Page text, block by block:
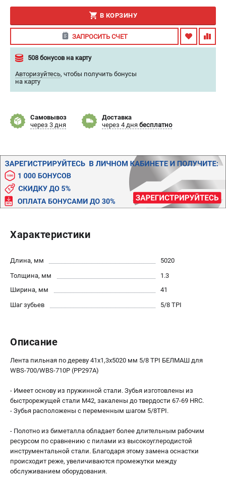
Сервисный центр
Правила обмена и возврата
ИНФОРМАЦИЯ
Способы оплаты
Политика обработки персональных данных
Новости
Бонусная программа
Как нас найти
Пользовательское соглашение
СТАНОЧНОЕ ОБОРУДОВАНИЕ
Ленточнопильные станки
Рейсмусы
Сверлильные станки
Стружкоотсосы
Шлифовальные станки
ДОПОЛНИТЕЛЬНОЕ ОБОРУДОВАНИЕ
Патроны и переходники
Подставки для станков
Прижимные устройства
Рольганги-роликовые опоры
Цанги и зажимы
В КОРЗИНУ
ЗАПРОСИТЬ СЧЕТ
508 бонусов на карту
Авторизуйтесь, чтобы получить бонусы
на карту
Самовывоз
через 3 дня
Доставка
через 4 дня бесплатно
Характеристики
Длина, мм
5020
Толщина, мм
1.3
Ширина, мм
41
Шаг зубьев
5/8 TPI
Описание
Лента пильная по дереву 41х1,3х5020 мм 5/8 TPI БЕЛМАШ для
WBS-700/WBS-710P (PP297A)
- Имеет основу из пружинной стали. Зубья изготовлены из
быстрорежущей стали М42, закалены до твердости 67-69 HRC.
- Зубья расположены с переменным шагом 5/8TPI.
- Полотно из биметалла обладает более длительным рабочим
ресурсом по сравнению с пилами из высокоуглеродистой
инструментальной стали. Благодаря этому замена оснастки
происходит реже, увеличиваются промежутки между
обслуживанием оборудования.